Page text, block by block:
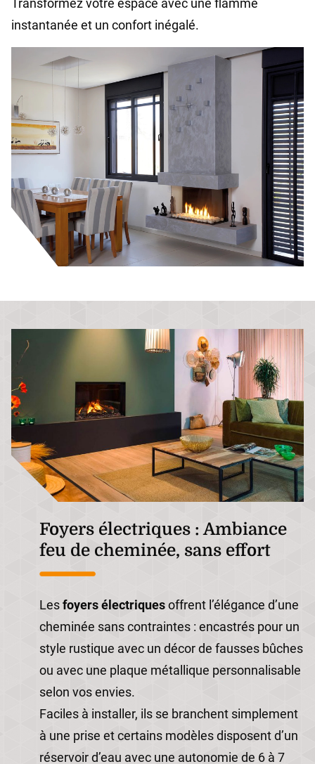
Transformez votre espace avec une flamme
instantanée et un confort inégalé.
Foyers électriques : Ambiance
feu de cheminée, sans effort
Lesfoyers électriquesoffrent l’élégance d’une
cheminée sans contraintes : encastrés pour un
style rustique avec un décor de fausses bûches
ou avec une plaque métallique personnalisable
selon vos envies.
Faciles à installer, ils se branchent simplement
à une prise et certains modèles disposent d’un
réservoir d’eau avec une autonomie de 6 à 7